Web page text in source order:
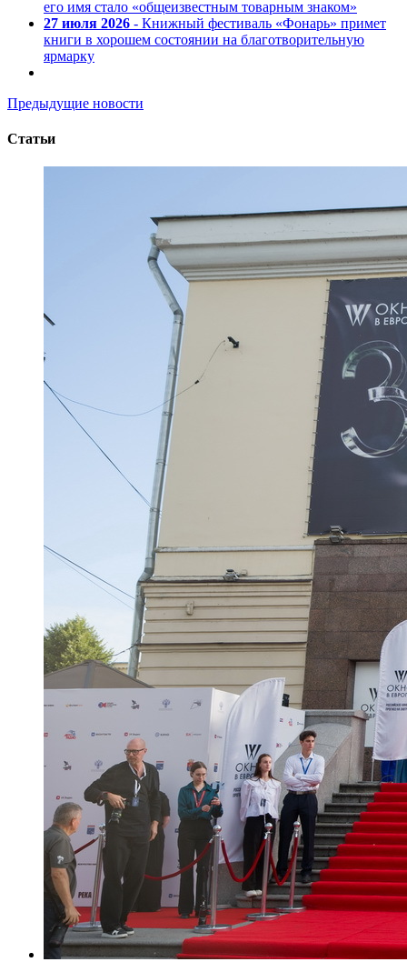
его имя стало «общеизвестным товарным знаком»
27 июля 2026 - Книжный фестиваль «Фонарь» примет
книги в хорошем состоянии на благотворительную
ярмарку
Предыдущие новости
Статьи